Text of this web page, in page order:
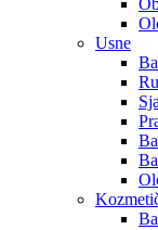
Usne